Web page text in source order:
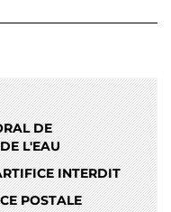
DE
L'EAU
INTERDIT
POSTALE